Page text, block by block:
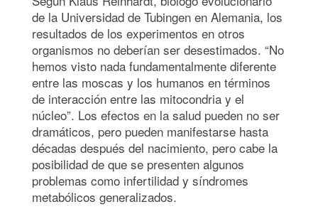
de la Universidad de Tubingen en Alemania, los
resultados de los experimentos en otros
organismos no deberían ser desestimados. “No
hemos visto nada fundamentalmente diferente
entre las moscas y los humanos en términos
de interacción entre las mitocondria y el
núcleo”. Los efectos en la salud pueden no ser
dramáticos, pero pueden manifestarse hasta
décadas después del nacimiento, pero cabe la
posibilidad de que se presenten algunos
problemas como infertilidad y síndromes
metabólicos generalizados.